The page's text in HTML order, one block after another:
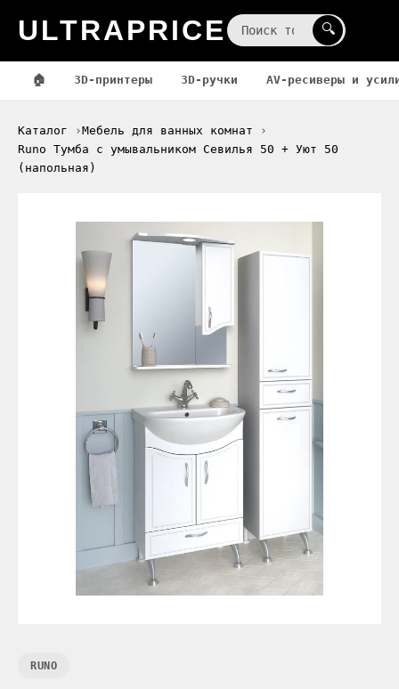
ULTRAPRICE 🔍
🏠 3D-принтеры 3D-ручки AV-ресиверы и
Каталог
Мебель для ванных комнат
Runo Тумба с умывальником Севилья 50 + Уют 50
(напольная)
RUNO